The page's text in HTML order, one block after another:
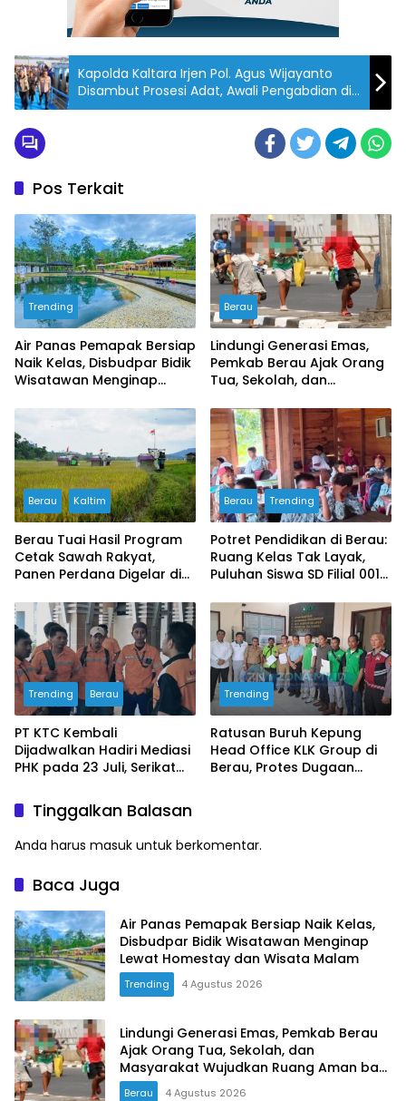
Kapolda Kaltara Irjen Pol. Agus Wijayanto
Disambut Prosesi Adat, Awali Pengabdian di
Bumi Benuanta
Pos Terkait
Trending
Air Panas Pemapak Bersiap
Naik Kelas, Disbudpar Bidik
Wisatawan Menginap
Wisata Malam
Berau
Lindungi Generasi Emas,
Pemkab Berau Ajak Orang
Tua, Sekolah, dan
Ruang Aman bagi Anak
Berau Kaltim
Berau Tuai Hasil Program
Cetak Sawah Rakyat,
Panen Perdana Digelar di
Berau Trending
Potret Pendidikan di Berau:
Ruang Kelas Tak Layak,
Puluhan Siswa SD Filial 001
Bangunan Darurat
Trending Berau
PT KTC Kembali
Dijadwalkan Hadiri Mediasi
PHK pada 23 Juli, Serikat
Besar Jika Manajemen
Mangkir Lagi
Trending
Ratusan Buruh Kepung
Head Office KLK Group di
Berau, Protes Dugaan
Tinggalkan Balasan
Anda harus masuk untuk berkomentar.
Baca Juga
Air Panas Pemapak Bersiap Naik Kelas,
Disbudpar Bidik Wisatawan Menginap
Lewat Homestay dan Wisata Malam
Trending 4 Agustus 2026
Lindungi Generasi Emas, Pemkab Berau
Ajak Orang Tua, Sekolah, dan
Masyarakat Wujudkan Ruang Aman bagi
Anak
Berau 4 Agustus 2026